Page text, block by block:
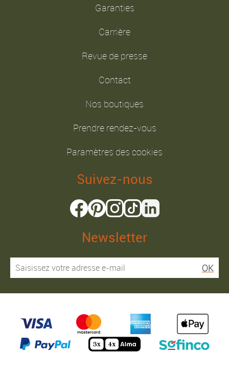
Garanties
Carrière
Revue de presse
Contact
Nos boutiques
Prendre rendez-vous
Paramètres des cookies
Suivez-nous
Newsletter
OK